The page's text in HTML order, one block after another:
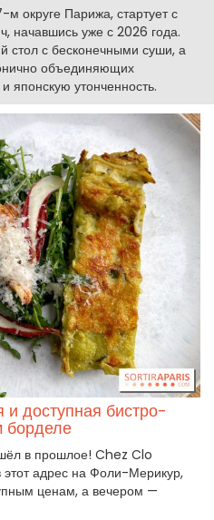
округе Парижа, стартует с
начавшись уже с 2026 года.
с бесконечными суши, а
объединяющих
японскую утонченность.
доступная бистро-
борделе
в прошлое! Chez Clo
этот адрес на Фоли-Мерикур,
ценам, а вечером —